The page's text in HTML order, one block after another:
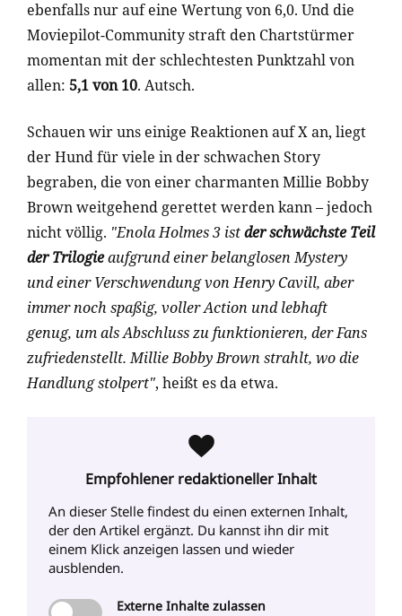
ebenfalls nur auf eine Wertung von 6,0. Und die
Moviepilot-Community straft den Chartstürmer
momentan mit der schlechtesten Punktzahl von
allen: 5,1 von 10. Autsch.
Schauen wir uns einige Reaktionen auf X an, liegt
der Hund für viele in der schwachen Story
begraben, die von einer charmanten Millie Bobby
Brown weitgehend gerettet werden kann – jedoch
nicht völlig. "Enola Holmes 3 istder schwächste Teil
der Trilogieaufgrund einer belanglosen Mystery
und einer Verschwendung von Henry Cavill, aber
immer noch spaßig, voller Action und lebhaft
genug, um als Abschluss zu funktionieren, der Fans
zufriedenstellt. Millie Bobby Brown strahlt, wo die
Handlung stolpert", heißt es da etwa.
Empfohlener redaktioneller Inhalt
An dieser Stelle findest du einen externen Inhalt,
der den Artikel ergänzt. Du kannst ihn dir mit
einem Klick anzeigen lassen und wieder
ausblenden.
Externe Inhalte zulassen